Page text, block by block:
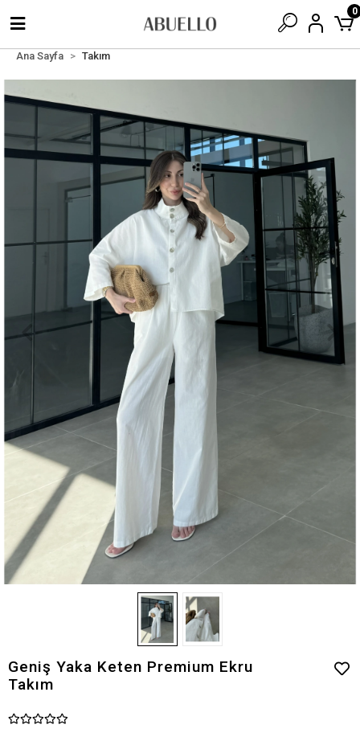
0
Ana Sayfa Takım
Geniş Yaka Keten Premium Ekru
Takım